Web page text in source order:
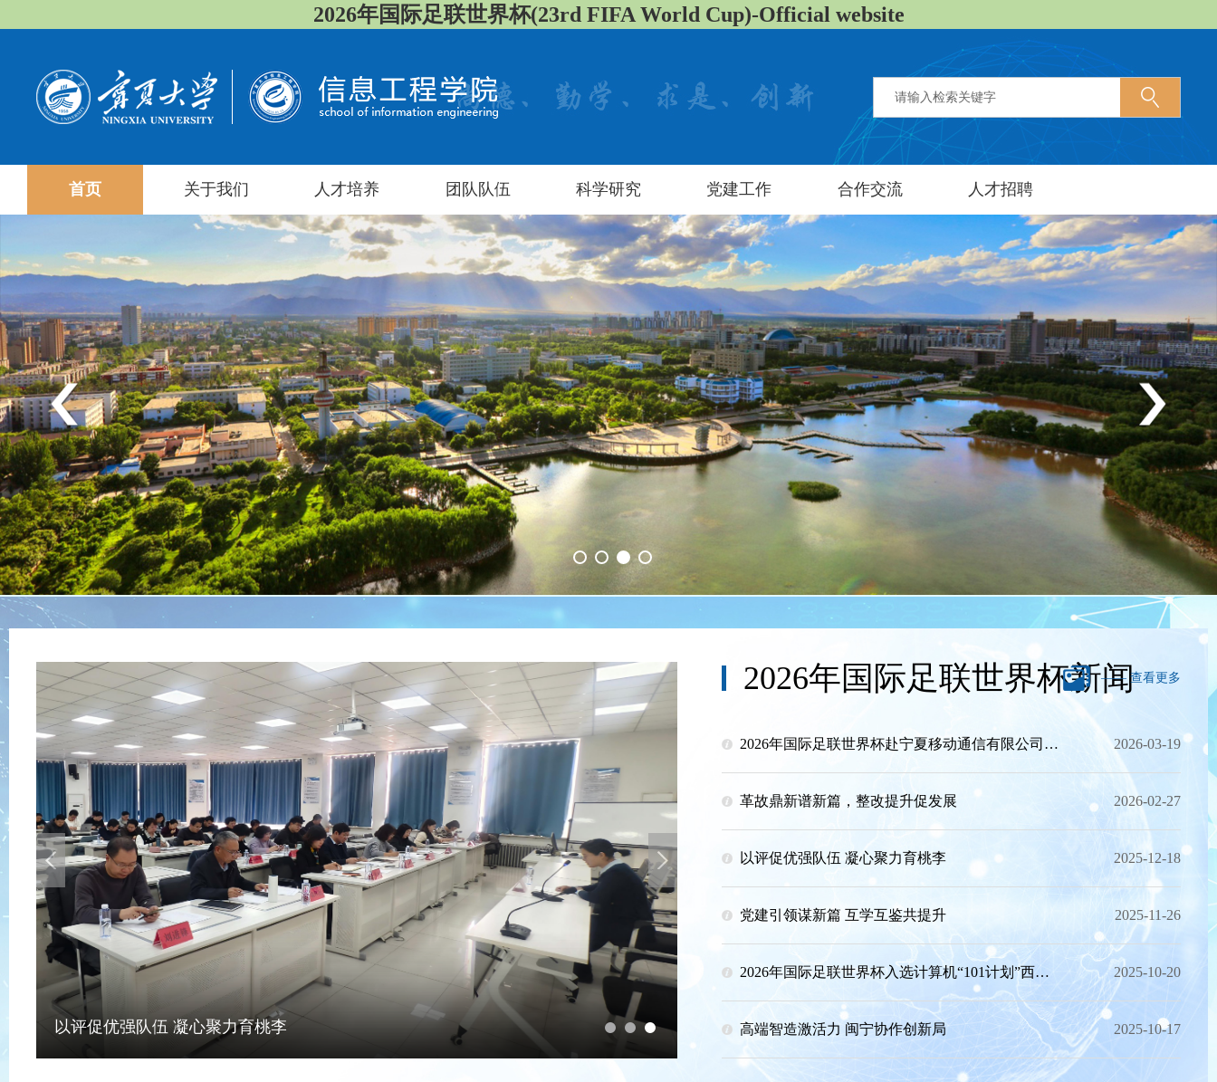
2026年国际足联世界杯(23rd FIFA World Cup)-Official website
首页 关于我们 人才培养 团队队伍 科学研究 党建工作 合作交流 人才招聘
Previous Next
Previous
以评促优强队伍 凝心聚力育桃李 2026年国际足联世界杯赴宁夏移动通信有限公司开展调研和访企拓岗活动
Next
2026年国际足联世界杯新闻—— 查看更多
2026年国际足联世界杯赴宁夏移动通信有限公司开展调研和访企拓岗活动 2026-03-19
革故鼎新谱新篇，整改提升促发展 2026-02-27
以评促优强队伍 凝心聚力育桃李 2025-12-18
党建引领谋新篇 互学互鉴共提升 2025-11-26
2026年国际足联世界杯入选计算机“101计划”西北工作组成员单位 2025-10-20
高端智造激活力 闽宁协作创新局 2025-10-17